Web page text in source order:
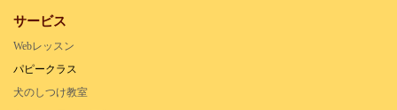
サービス
Webレッスン
パピークラス
犬のしつけ教室